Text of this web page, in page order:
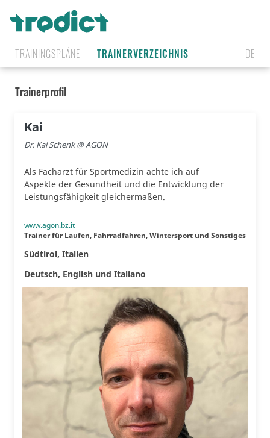
TRAININGSPLÄNE TRAINERVERZEICHNIS DE
Trainerprofil
Kai
Dr. Kai Schenk @ AGON
Als Facharzt für Sportmedizin achte ich auf
Aspekte der Gesundheit und die Entwicklung der
Leistungsfähigkeit gleichermaßen.
www.agon.bz.it
Trainer für Laufen, Fahrradfahren, Wintersport und Sonstiges
Südtirol, Italien
Deutsch, English und Italiano